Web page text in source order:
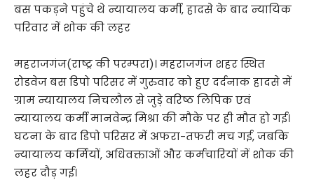
बस पकड़ने पहुंचे थे न्यायालय कर्मी, हादसे के बाद न्यायिक
परिवार में शोक की लहर
महराजगंज(राष्ट्र की परम्परा)। महराजगंज शहर स्थित
रोडवेज बस डिपो परिसर में गुरुवार को हुए दर्दनाक हादसे में
ग्राम न्यायालय निचलौल से जुड़े वरिष्ठ लिपिक एवं
न्यायालय कर्मी मानवेन्द्र मिश्रा की मौके पर ही मौत हो गई।
घटना के बाद डिपो परिसर में अफरा-तफरी मच गई, जबकि
न्यायालय कर्मियों, अधिवक्ताओं और कर्मचारियों में शोक की
लहर दौड़ गई।